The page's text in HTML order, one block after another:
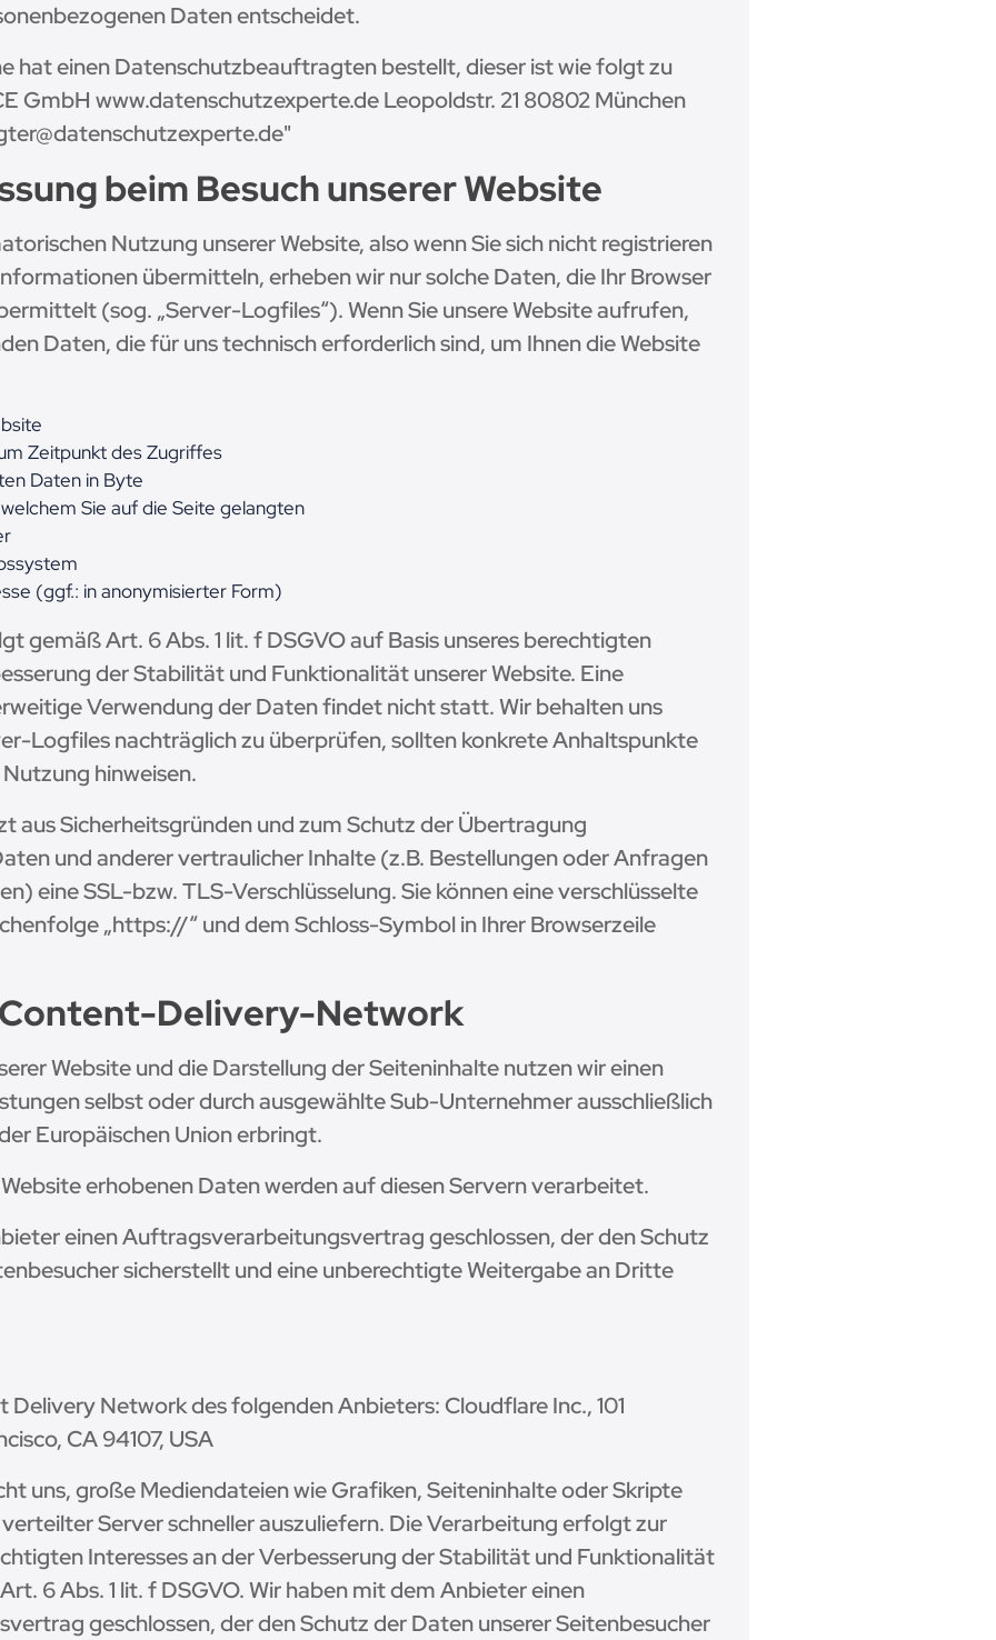
Daten entscheidet.
hat einen Datenschutzbeauftragten bestellt, dieser ist wie folgt zu
GmbH www.datenschutzexperte.de Leopoldstr. 21 80802 München
beim Besuch unserer Website
Nutzung unserer Website, also wenn Sie sich nicht registrieren
übermitteln, erheben wir nur solche Daten, die Ihr Browser
(sog. „Server-Logfiles“). Wenn Sie unsere Website aufrufen,
Daten, die für uns technisch erforderlich sind, um Ihnen die Website
Zeitpunkt des Zugriffes
Daten in Byte
Sie auf die Seite gelangten
(ggf.: in anonymisierter Form)
gemäß Art. 6 Abs. 1 lit. f DSGVO auf Basis unseres berechtigten
der Stabilität und Funktionalität unserer Website. Eine
Verwendung der Daten findet nicht statt. Wir behalten uns
Logfiles nachträglich zu überprüfen, sollten konkrete Anhaltspunkte
hinweisen.
aus Sicherheitsgründen und zum Schutz der Übertragung
und anderer vertraulicher Inhalte (z.B. Bestellungen oder Anfragen
eine SSL-bzw. TLS-Verschlüsselung. Sie können eine verschlüsselte
„https://“ und dem Schloss-Symbol in Ihrer Browserzeile
Delivery-Network
Website und die Darstellung der Seiteninhalte nutzen wir einen
selbst oder durch ausgewählte Sub-Unternehmer ausschließlich
Europäischen Union erbringt.
erhobenen Daten werden auf diesen Servern verarbeitet.
einen Auftragsverarbeitungsvertrag geschlossen, der den Schutz
sicherstellt und eine unberechtigte Weitergabe an Dritte
Delivery Network des folgenden Anbieters: Cloudflare Inc., 101
CA 94107, USA
uns, große Mediendateien wie Grafiken, Seiteninhalte oder Skripte
Server schneller auszuliefern. Die Verarbeitung erfolgt zur
Interesses an der Verbesserung der Stabilität und Funktionalität
6 Abs. 1 lit. f DSGVO. Wir haben mit dem Anbieter einen
geschlossen, der den Schutz der Daten unserer Seitenbesucher